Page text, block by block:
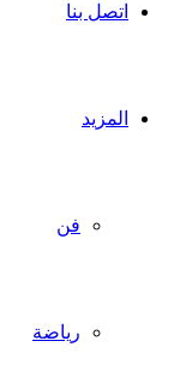
اتصل بنا
المزيد
فن
رياضة